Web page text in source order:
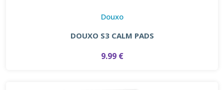
Douxo
DOUXO S3 CALM PADS
9.99 €